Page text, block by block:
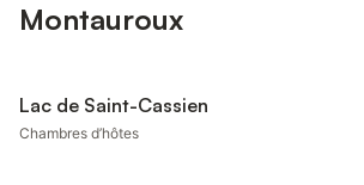
Montauroux
Lac de Saint-Cassien
Chambres d’hôtes